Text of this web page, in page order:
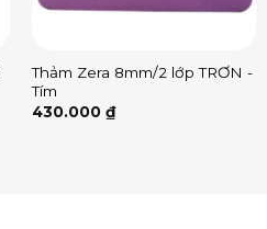
Thảm Zera 8mm/2 lớp TRƠN -
Tím
430.000 ₫